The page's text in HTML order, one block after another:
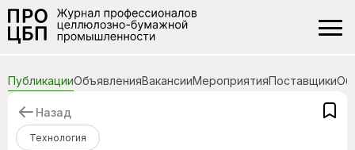
ПубликацииОбъявленияВакансииМероприятияПоставщики
Технология
Назад